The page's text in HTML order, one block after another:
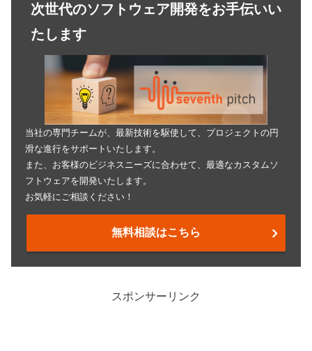
次世代のソフトウェア開発をお手伝いい
たします
当社の専門チームが、最新技術を駆使して、プロジェクトの円
滑な進行をサポートいたします。
また、お客様のビジネスニーズに合わせて、最適なカスタムソ
フトウェアを開発いたします。
お気軽にご相談ください！
無料相談はこちら
スポンサーリンク